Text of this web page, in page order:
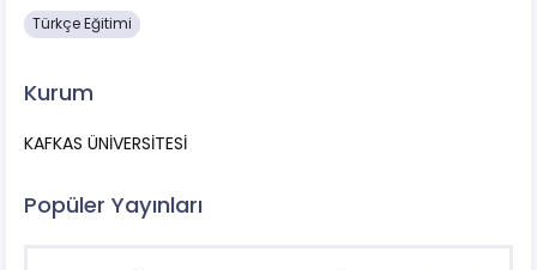
Türkçe Eğitimi
Kurum
KAFKAS ÜNİVERSİTESİ
Popüler Yayınları